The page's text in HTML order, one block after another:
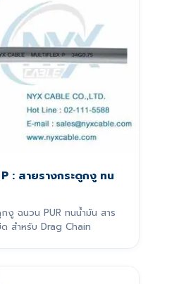
: สายรางกระดูกงู ทน
กงู ฉนวน PUR ทนน้ำมัน สาร
สำหรับ Drag Chain